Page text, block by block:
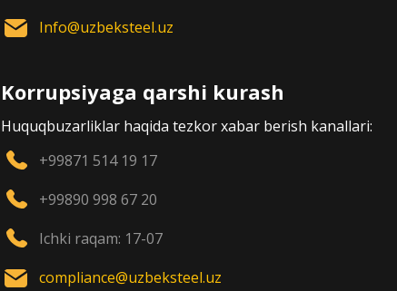
Info@uzbeksteel.uz
Korrupsiyaga qarshi kurash
Huquqbuzarliklar haqida tezkor xabar berish kanallari:
+99871 514 19 17
+99890 998 67 20
Ichki raqam: 17-07
compliance@uzbeksteel.uz